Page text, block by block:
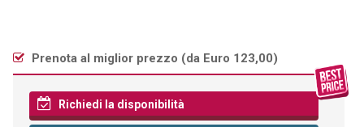
Prenota al miglior prezzo (da Euro 123,00)
Richiedi la disponibilità